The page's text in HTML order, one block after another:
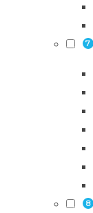
7
8